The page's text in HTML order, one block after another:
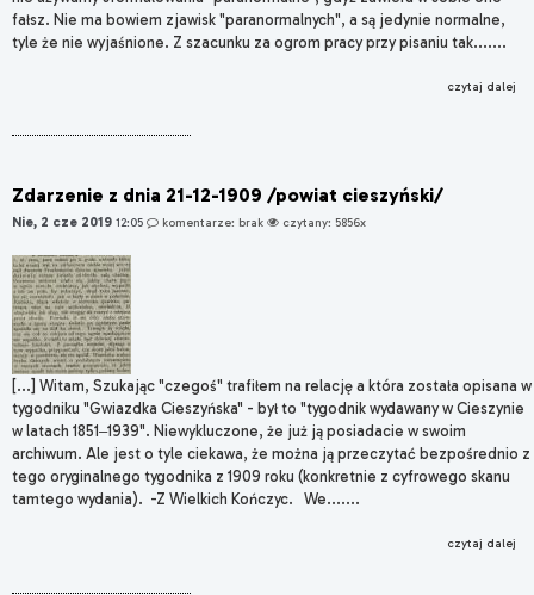
fałsz. Nie ma bowiem zjawisk "paranormalnych", a są jedynie normalne,
tyle że nie wyjaśnione. Z szacunku za ogrom pracy przy pisaniu tak.......
czytaj dalej
Zdarzenie z dnia 21-12-1909 /powiat cieszyński/
Nie, 2 cze 2019 12:05 komentarze: brak czytany: 5856x
[...] Witam, Szukając "czegoś" trafiłem na relację a która została opisana w
tygodniku "Gwiazdka Cieszyńska" - był to "tygodnik wydawany w Cieszynie
w latach 1851‒1939". Niewykluczone, że już ją posiadacie w swoim
archiwum. Ale jest o tyle ciekawa, że można ją przeczytać bezpośrednio z
tego oryginalnego tygodnika z 1909 roku (konkretnie z cyfrowego skanu
tamtego wydania). -Z Wielkich Kończyc. We.......
czytaj dalej